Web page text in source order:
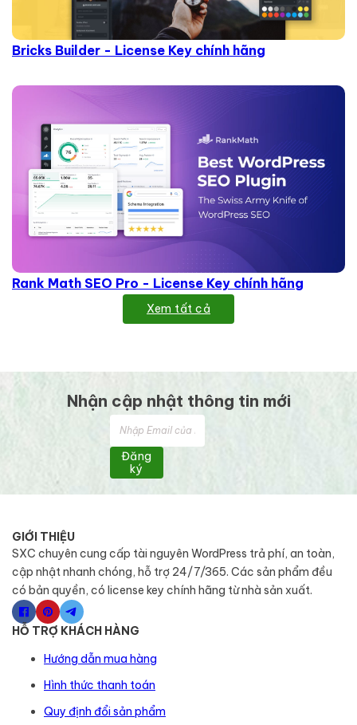
Bricks Builder - License Key chính hãng
Rank Math SEO Pro - License Key chính hãng
Xem tất cả
Nhận cập nhật thông tin mới
Đăng
ký
GIỚI THIỆU
SXC chuyên cung cấp tài nguyên WordPress trả phí, an toàn,
cập nhật nhanh chóng, hỗ trợ 24/7/365. Các sản phẩm đều
có bản quyền, có license key chính hãng từ nhà sản xuất.
HỖ TRỢ KHÁCH HÀNG
Hướng dẫn mua hàng
Hình thức thanh toán
Quy định đổi sản phẩm